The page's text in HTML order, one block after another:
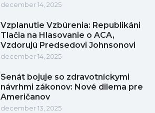
december 14, 2025
Vzplanutie Vzbúrenia: Republikáni
Tlačia na Hlasovanie o ACA,
Vzdorujú Predsedovi Johnsonovi
december 14, 2025
Senát bojuje so zdravotníckymi
návrhmi zákonov: Nové dilema pre
Američanov
december 13, 2025